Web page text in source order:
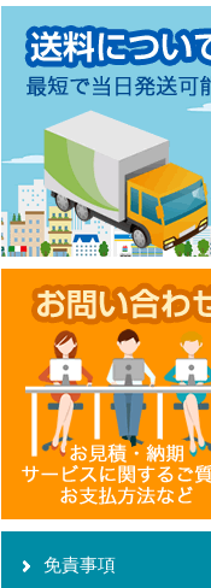
免責事項